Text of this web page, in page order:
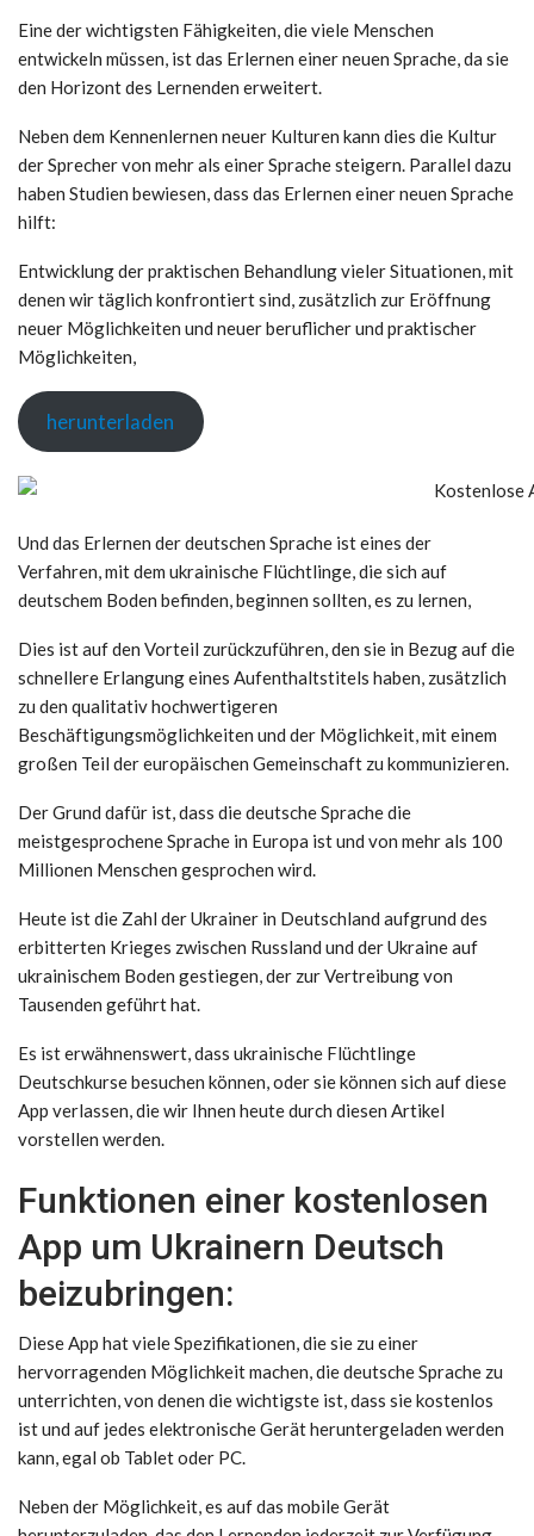
Eine der wichtigsten Fähigkeiten, die viele Menschen
entwickeln müssen, ist das Erlernen einer neuen Sprache, da sie
den Horizont des Lernenden erweitert.
Neben dem Kennenlernen neuer Kulturen kann dies die Kultur
der Sprecher von mehr als einer Sprache steigern. Parallel dazu
haben Studien bewiesen, dass das Erlernen einer neuen Sprache
hilft:
Entwicklung der praktischen Behandlung vieler Situationen, mit
denen wir täglich konfrontiert sind, zusätzlich zur Eröffnung
neuer Möglichkeiten und neuer beruflicher und praktischer
Möglichkeiten,
herunterladen
Und das Erlernen der deutschen Sprache ist eines der
Verfahren, mit dem ukrainische Flüchtlinge, die sich auf
deutschem Boden befinden, beginnen sollten, es zu lernen,
Dies ist auf den Vorteil zurückzuführen, den sie in Bezug auf die
schnellere Erlangung eines Aufenthaltstitels haben, zusätzlich
zu den qualitativ hochwertigeren
Beschäftigungsmöglichkeiten und der Möglichkeit, mit einem
großen Teil der europäischen Gemeinschaft zu kommunizieren.
Der Grund dafür ist, dass die deutsche Sprache die
meistgesprochene Sprache in Europa ist und von mehr als 100
Millionen Menschen gesprochen wird.
Heute ist die Zahl der Ukrainer in Deutschland aufgrund des
erbitterten Krieges zwischen Russland und der Ukraine auf
ukrainischem Boden gestiegen, der zur Vertreibung von
Tausenden geführt hat.
Es ist erwähnenswert, dass ukrainische Flüchtlinge
Deutschkurse besuchen können, oder sie können sich auf diese
App verlassen, die wir Ihnen heute durch diesen Artikel
vorstellen werden.
Funktionen einer kostenlosen
App um Ukrainern Deutsch
beizubringen:
Diese App hat viele Spezifikationen, die sie zu einer
hervorragenden Möglichkeit machen, die deutsche Sprache zu
unterrichten, von denen die wichtigste ist, dass sie kostenlos
ist und auf jedes elektronische Gerät heruntergeladen werden
kann, egal ob Tablet oder PC.
Neben der Möglichkeit, es auf das mobile Gerät